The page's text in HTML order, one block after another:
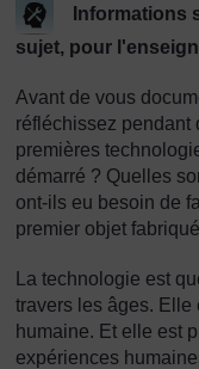
Informations
sujet, pour
Avant de vous
réfléchissez pendant
premières
démarré ? Quelles
ont-ils eu besoin de
premier objet
La technologie est
travers les âges. Elle
humaine. Et elle est
expériences